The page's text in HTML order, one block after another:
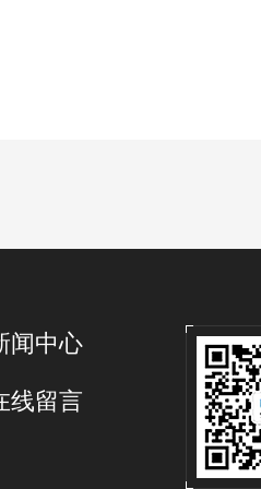
闻中心
线留言